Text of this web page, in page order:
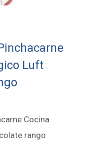
Luft
Cocina
rango